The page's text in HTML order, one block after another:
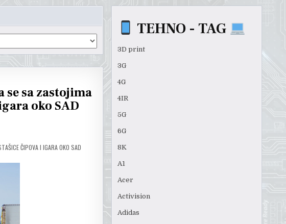
se sa zastojima
oko SAD
ČIPOVA I IGARA OKO SAD
TEHNO - TAG
3D print
3G
4G
4IR
5G
6G
8K
A1
Acer
Activision
Adidas